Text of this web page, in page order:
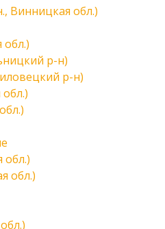
Винницкая обл.)
р-н)
р-н)
обл.)
обл.)